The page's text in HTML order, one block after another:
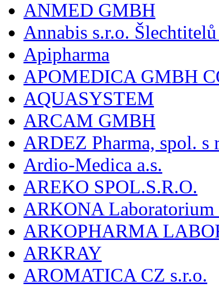
ANMED GMBH
Annabis s.r.o.
Apipharma
APOMEDICA GMBH
AQUASYSTEM
ARCAM GMBH
ARDEZ Pharma, spol. s
Ardio-Medica a.s.
AREKO SPOL.S.R.O.
ARKONA
ARKOPHARMA
ARKRAY
AROMATICA CZ s.r.o.